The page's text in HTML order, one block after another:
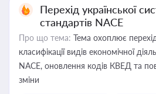
Перехід української
стандартів NACE
Про що тема: Тема охоплює
класифікації видів економічної
NACE, оновлення кодів КВЕД та
зміни